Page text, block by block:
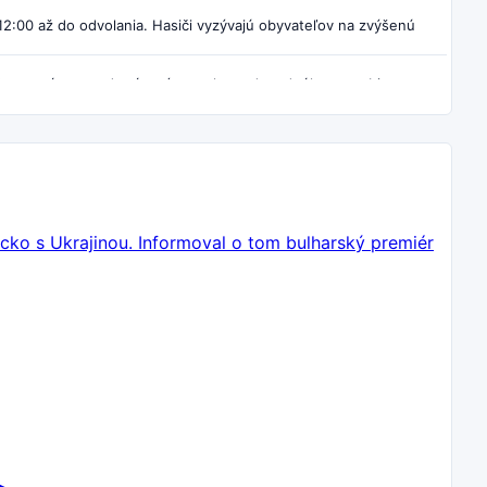
až do odvolania. Hasiči vyzývajú obyvateľov na zvýšenú
práce na odstránení poruchy vodovodného potrubia.
si vyskúšali VR, AI, robotiku či fyziku a pozreli aj
prirodzenému oddeleniu od matky po dvoch rokoch.
s Ukrajinou. Informoval o tom bulharský premiér